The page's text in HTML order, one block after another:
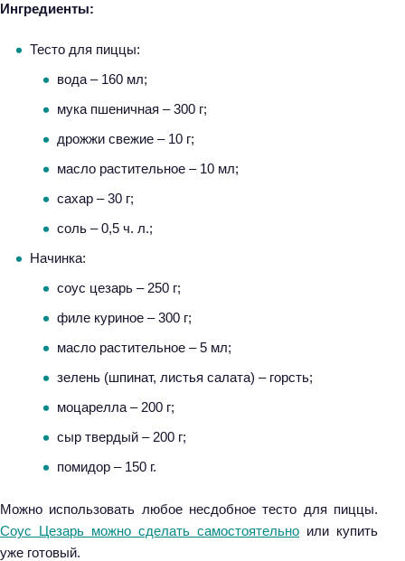
Ингредиенты:
Тесто для пиццы:
вода – 160 мл;
мука пшеничная – 300 г;
дрожжи свежие – 10 г;
масло растительное – 10 мл;
сахар – 30 г;
соль – 0,5 ч. л.;
Начинка:
соус цезарь – 250 г;
филе куриное – 300 г;
масло растительное – 5 мл;
зелень (шпинат, листья салата) – горсть;
моцарелла – 200 г;
сыр твердый – 200 г;
помидор – 150 г.
Можно использовать любое несдобное тесто для пиццы.
Соус Цезарь можно сделать самостоятельно или купить
уже готовый.